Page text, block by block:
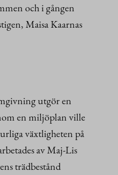
och i gången
Maisa Kaarnas
utgör en
en miljöplan ville
växtligheten på
av Maj-Lis
trädbestånd